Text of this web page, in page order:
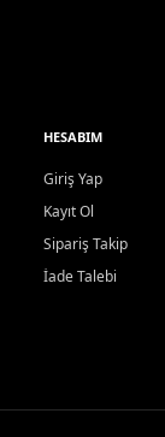
HESABIM
Giriş Yap
Kayıt Ol
Sipariş Takip
İade Talebi